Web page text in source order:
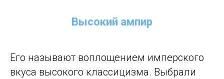
Высокий ампир
Его называют воплощением имперского
вкуса высокого классицизма. Выбрали